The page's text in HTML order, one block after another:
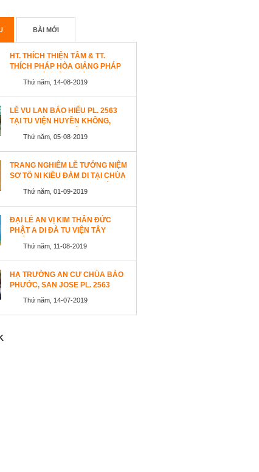
BÀI MỚI
HT. THÍCH THIỆN TÂM & TT.
THÍCH PHÁP HÒA GIẢNG PHÁP
WESTLOCK, CANADA
Thứ năm, 14-08-2019
LỄ VU LAN BÁO HIẾU PL. 2563
TẠI TU VIỆN HUYỀN KHÔNG,
Thứ năm, 05-08-2019
TRANG NGHIÊM LỄ TƯỞNG NIỆM
SƠ TỔ NI KIỀU ĐÀM DI TẠI CHÙA
Thứ năm, 01-09-2019
ĐẠI LỄ AN VỊ KIM THÂN ĐỨC
PHẬT A DI ĐÀ TU VIỆN TÂY
Thứ năm, 11-08-2019
HẠ TRƯỜNG AN CƯ CHÙA BẢO
PHƯỚC, SAN JOSE PL. 2563
Thứ năm, 14-07-2019